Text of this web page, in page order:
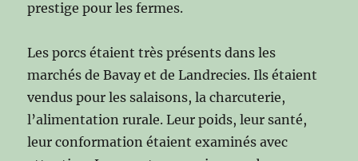
prestige pour les fermes.
Les porcs étaient très présents dans les
marchés de Bavay et de Landrecies. Ils étaient
vendus pour les salaisons, la charcuterie,
l’alimentation rurale. Leur poids, leur santé,
leur conformation étaient examinés avec